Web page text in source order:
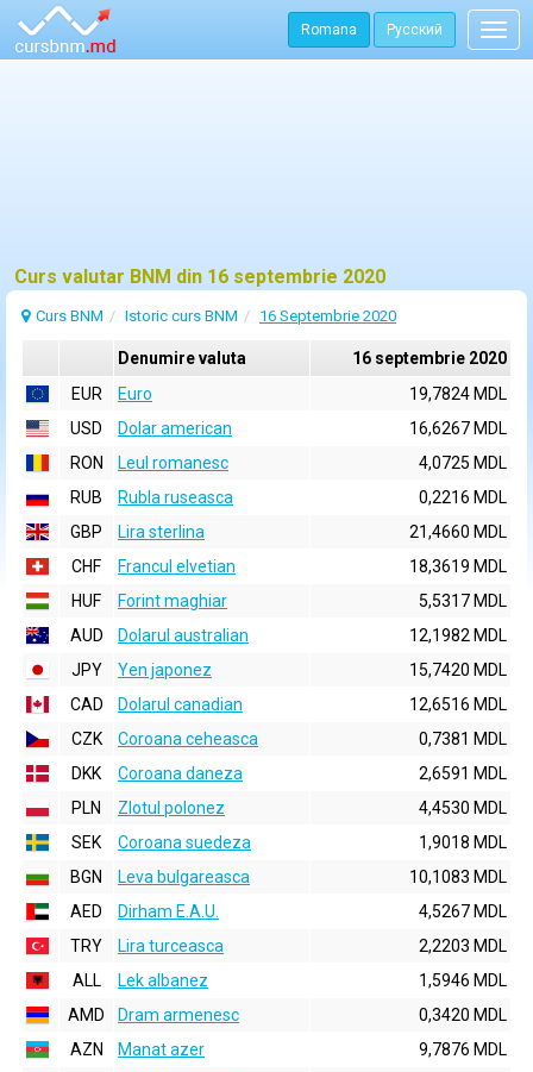
Romana Русский
Curs valutar BNM din 16 septembrie 2020
Curs BNM Istoric curs BNM 16 Septembrie 2020
Denumire valuta
16 septembrie 2020
EUR
Euro
19,7824 MDL
USD
Dolar american
16,6267 MDL
RON
Leul romanesc
4,0725 MDL
RUB
Rubla ruseasca
0,2216 MDL
GBP
Lira sterlina
21,4660 MDL
CHF
Francul elvetian
18,3619 MDL
HUF
Forint maghiar
5,5317 MDL
AUD
Dolarul australian
12,1982 MDL
JPY
Yen japonez
15,7420 MDL
CAD
Dolarul canadian
12,6516 MDL
CZK
Coroana ceheasca
0,7381 MDL
DKK
Coroana daneza
2,6591 MDL
PLN
Zlotul polonez
4,4530 MDL
SEK
Coroana suedeza
1,9018 MDL
BGN
Leva bulgareasca
10,1083 MDL
AED
Dirham E.A.U.
4,5267 MDL
TRY
Lira turceasca
2,2203 MDL
ALL
Lek albanez
1,5946 MDL
AMD
Dram armenesc
0,3420 MDL
AZN
Manat azer
9,7876 MDL